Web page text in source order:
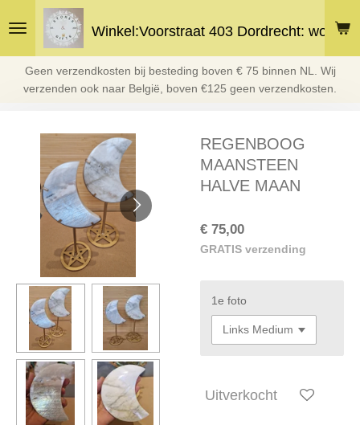
direct
hoofdinhoud
Winkel:Voorstraat 403 Dordrecht: woe
Geen verzendkosten bij besteding boven € 75 binnen NL. Wij
verzenden ook naar België, boven €125 geen verzendkosten.
REGENBOOG
MAANSTEEN
HALVE MAAN
€ 75,00
GRATIS verzending
1e foto
Uitverkocht